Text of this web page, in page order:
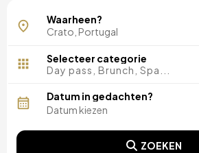
CratoWaarheen?
Selecteer categorie
Day pass, Brunch, Spa...
Datum in gedachten?
ZOEKEN